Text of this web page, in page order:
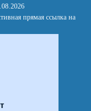
прямая ссылка на